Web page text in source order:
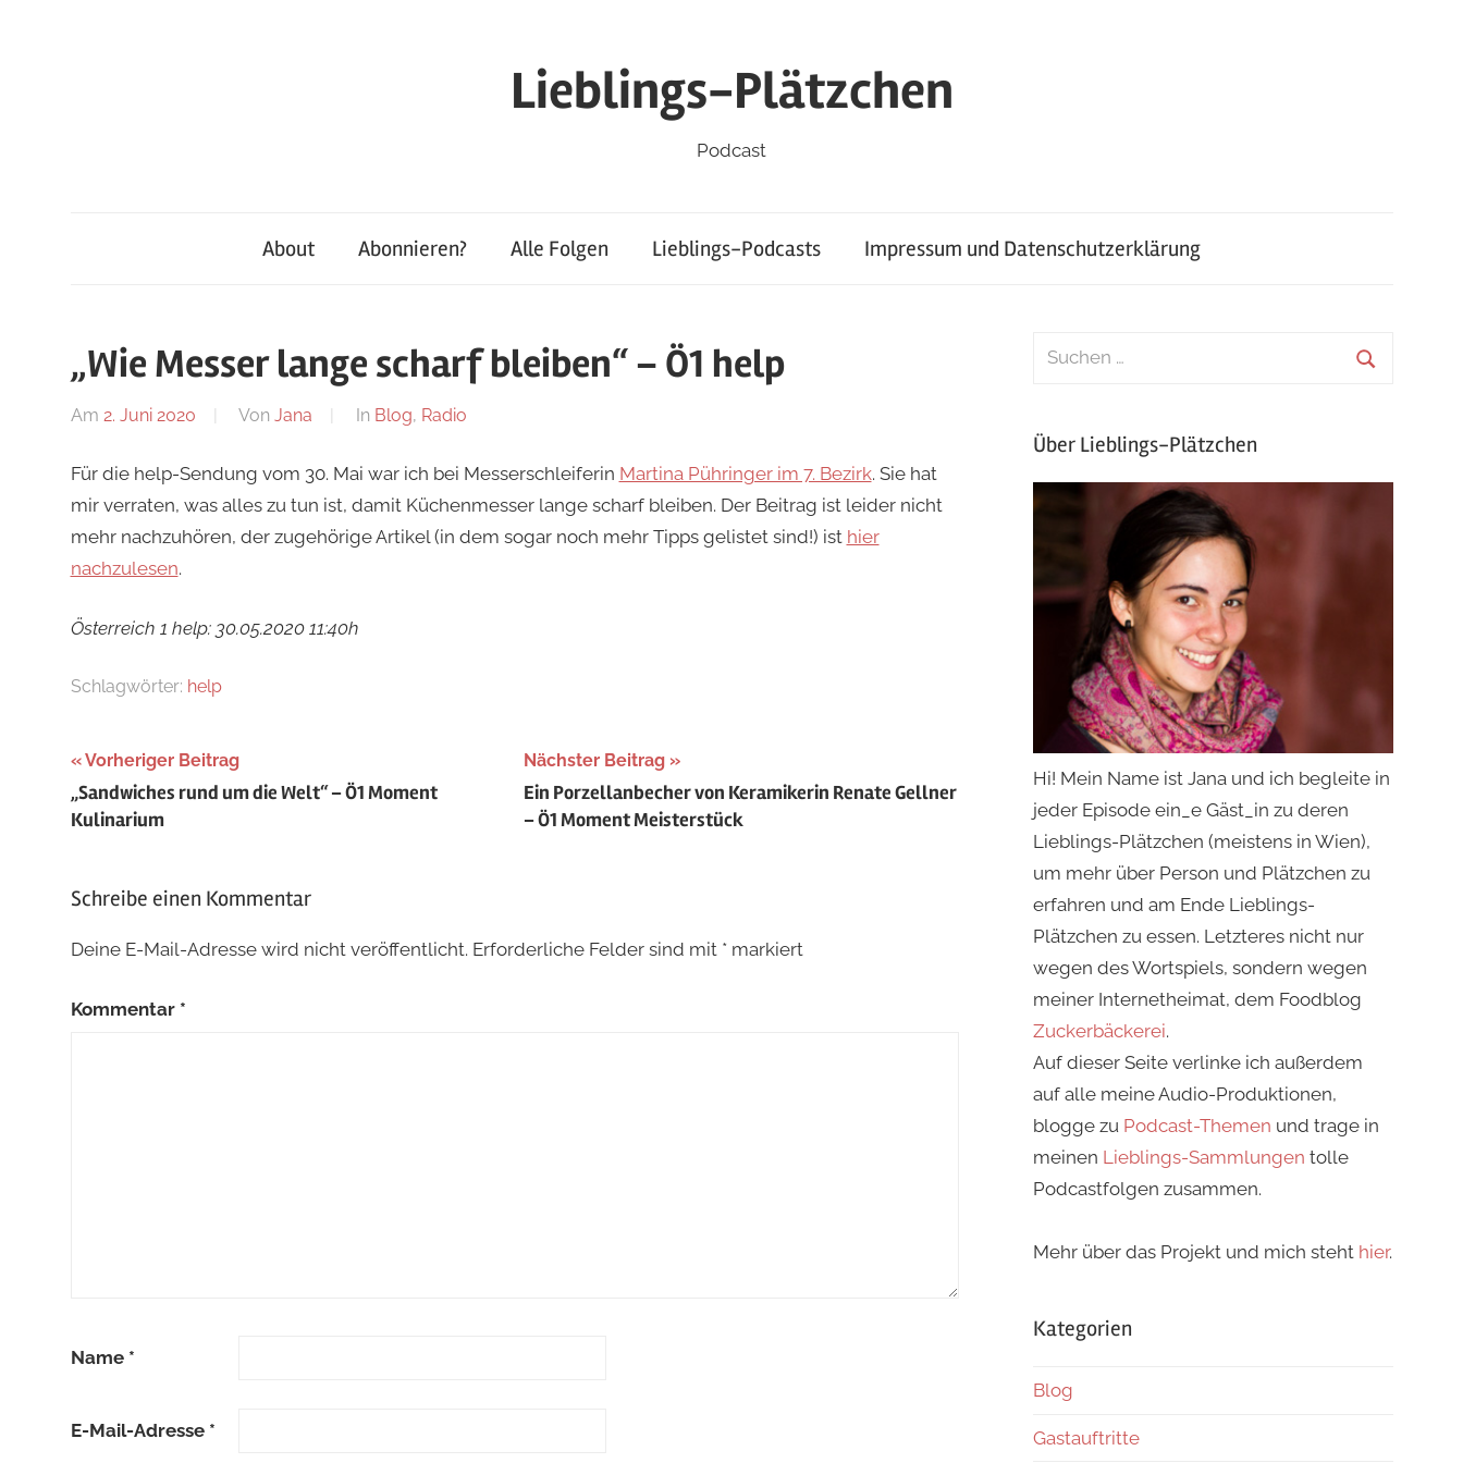
Lieblings-Plätzchen
Podcast
About Abonnieren? Alle Folgen Lieblings-Podcasts Impressum und Datenschutzerklärung
„Wie Messer lange scharf bleiben“ – Ö1 help
Am 2. Juni 2020 Von Jana In Blog, Radio
Für die help-Sendung vom 30. Mai war ich bei Messerschleiferin Martina Pühringer im 7. Bezirk. Sie hat
mir verraten, was alles zu tun ist, damit Küchenmesser lange scharf bleiben. Der Beitrag ist leider nicht
mehr nachzuhören, der zugehörige Artikel (in dem sogar noch mehr Tipps gelistet sind!) ist hier
nachzulesen.
Österreich 1 help: 30.05.2020 11:40h
Schlagwörter: help
Beitragsnavigation
Vorheriger Beitrag
„Sandwiches rund um die Welt“ – Ö1 Moment
Kulinarium
Nächster Beitrag
Ein Porzellanbecher von Keramikerin Renate Gellner
– Ö1 Moment Meisterstück
Schreibe einen Kommentar
Deine E-Mail-Adresse wird nicht veröffentlicht. Erforderliche Felder sind mit *markiert
Kommentar *
Name *
E-Mail-Adresse *
Über Lieblings-Plätzchen
Hi! Mein Name ist Jana und ich begleite in
jeder Episode ein_e Gäst_in zu deren
Lieblings-Plätzchen (meistens in Wien),
um mehr über Person und Plätzchen zu
erfahren und am Ende Lieblings-
Plätzchen zu essen. Letzteres nicht nur
wegen des Wortspiels, sondern wegen
meiner Internetheimat, dem Foodblog
Zuckerbäckerei.
Auf dieser Seite verlinke ich außerdem
auf alle meine Audio-Produktionen,
blogge zu Podcast-Themen und trage in
meinen Lieblings-Sammlungen tolle
Podcastfolgen zusammen.
Mehr über das Projekt und mich steht hier.
Kategorien
Blog
Gastauftritte